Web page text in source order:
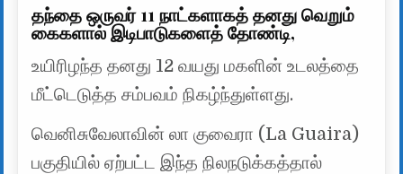
தந்தை ஒருவர் 11 நாட்களாகத் தனது வெறும்
கைகளால் இடிபாடுகளைத் தோண்டி,
உயிரிழந்த தனது 12 வயது மகளின் உடலத்தை
மீட்டெடுத்த சம்பவம் நிகழ்ந்துள்ளது.
வெனிசுவேலாவின் லா குவைரா (La Guaira)
பகுதியில் ஏற்பட்ட இந்த நிலநடுக்கத்தால்